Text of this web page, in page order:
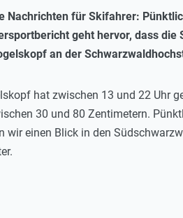
Nachrichten für Skifahrer:
geht hervor, dass
an der
hat zwischen 13 und 22 Uhr
30 und 80 Zentimetern.
wir einen Blick in den